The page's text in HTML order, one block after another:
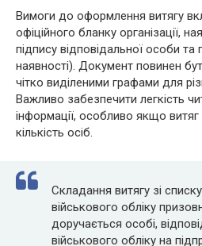
Вимоги до оформлення витягу
офіційного бланку організації,
підпису відповідальної особи та
наявності). Документ повинен
чітко виділеними графами для
Важливо забезпечити легкість
інформації, особливо якщо витяг
кількість осіб.
Складання витягу зі
військового обліку
доручається особі,
військового обліку на